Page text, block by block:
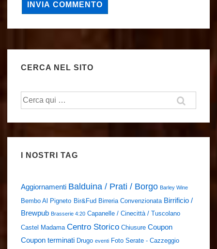
CERCA NEL SITO
Cerca:
I NOSTRI TAG
Aggiornamenti Balduina / Prati / Borgo Barley Wine
Bembo Al Pigneto Bir&Fud Birreria Convenzionata Birrificio /
Brewpub Brasserie 4:20 Capanelle / Cinecittà / Tuscolano
Castel Madama Centro Storico Chiusure Coupon
Coupon terminati Drugo eventi Foto Serate - Cazzeggio